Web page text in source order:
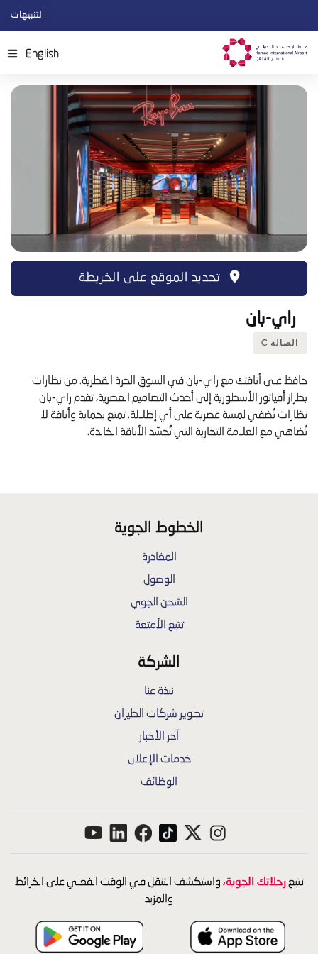
التنبيهات
English
راي-بان
الصالة C
حافظ على أناقتك مع راي-بان في السوق الحرة القطرية. من نظارات
بطراز أفياتور الأسطورية إلى أحدث التصاميم العصرية، تقدم راي-بان
نظارات تُضفي لمسة عصرية على أي إطلالة. تمتع بحماية وأناقة لا
تُضاهي مع العلامة التجارية التي تُجسّد الأناقة الخالدة.
الخطوط الجوية
المغادرة
الوصول
الشحن الجوي
تتبع الأمتعة
الشركة
نبذة عنا
تطوير شركات الطيران
آخر الأخبار
خدمات الإعلان
الوظائف
تتبعرحلاتك الجوية،واستكشف التنقل في الوقت الفعلي على الخرائط
والمزيد